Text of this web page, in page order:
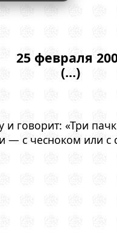
25 февраля
(...)
говорит: «Три
— с чесноком или